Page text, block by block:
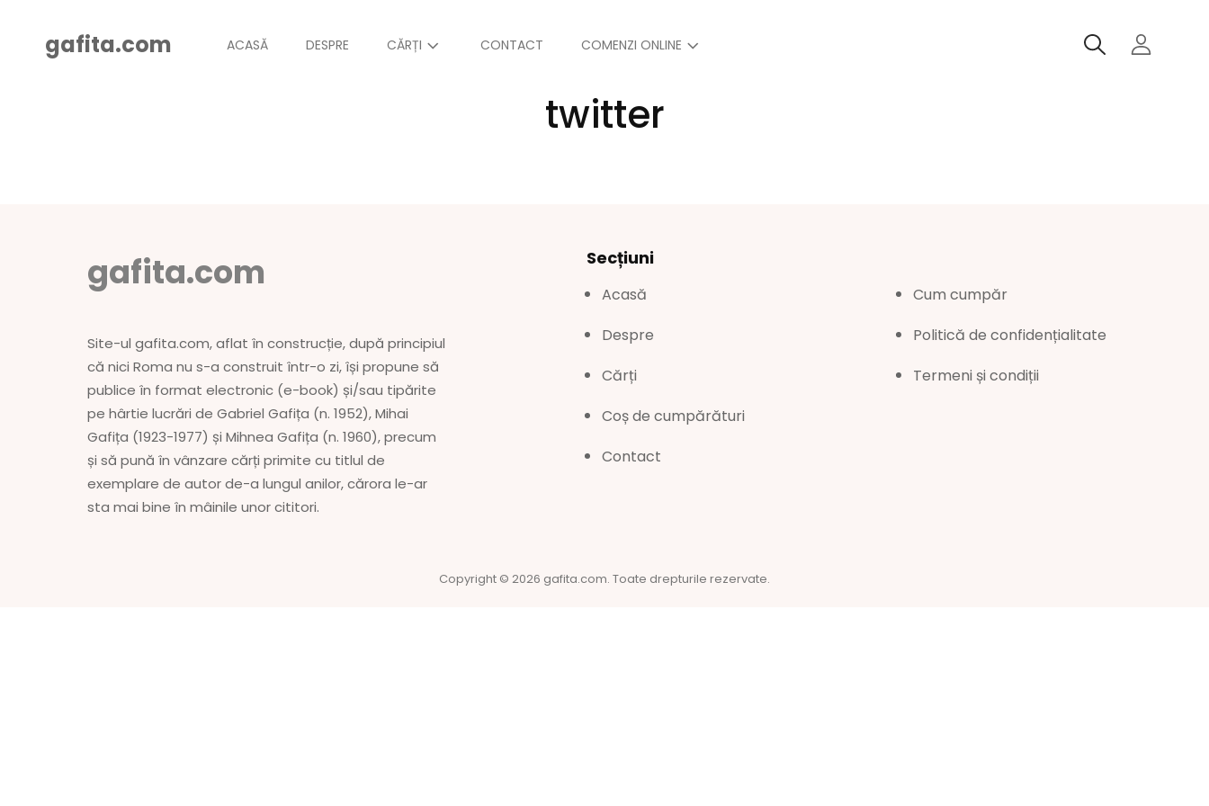
gafita.com ACASĂ DESPRE CĂRȚI CONTACT COMENZI ONLINE
twitter
gafita.com
Site-ul gafita.com, aflat în construcție, după principiul
că nici Roma nu s-a construit într-o zi, își propune să
publice în format electronic (e-book) și/sau tipărite
pe hârtie lucrări de Gabriel Gafița (n. 1952), Mihai
Gafița (1923-1977) și Mihnea Gafița (n. 1960), precum
și să pună în vânzare cărți primite cu titlul de
exemplare de autor de-a lungul anilor, cărora le-ar
sta mai bine în mâinile unor cititori.
Secțiuni
Acasă
Despre
Cărți
Coș de cumpărături
Contact
Cum cumpăr
Politică de confidențialitate
Termeni și condiții
Copyright © 2026 gafita.com. Toate drepturile rezervate.